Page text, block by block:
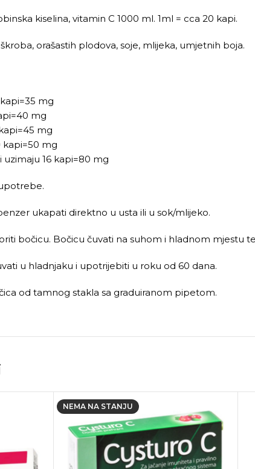
kiselina, vitamin C 1000 ml. 1ml = cca 20 kapi.
orašastih plodova, soje, mlijeka, umjetnih boja.
mg
mg
mg
kapi=50 mg
uzimaju 16 kapi=80 mg
ukapati direktno u usta ili u sok/mlijeko.
bočicu. Bočicu čuvati na suhom i hladnom mjestu
u hladnjaku i upotrijebiti u roku od 60 dana.
od tamnog stakla sa graduiranom pipetom.
NEMA NA STANJU